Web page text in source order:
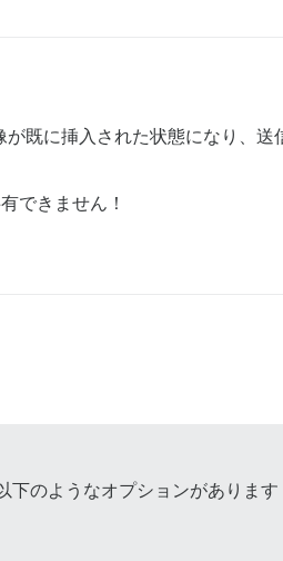
既に挿入された状態になり、
できません！
下のようなオプションがあります